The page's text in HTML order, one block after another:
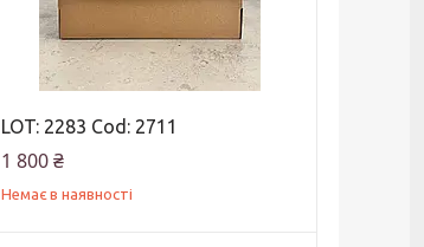
LOT: 2283 Cod: 2711
1 800 ₴
Немає в наявності